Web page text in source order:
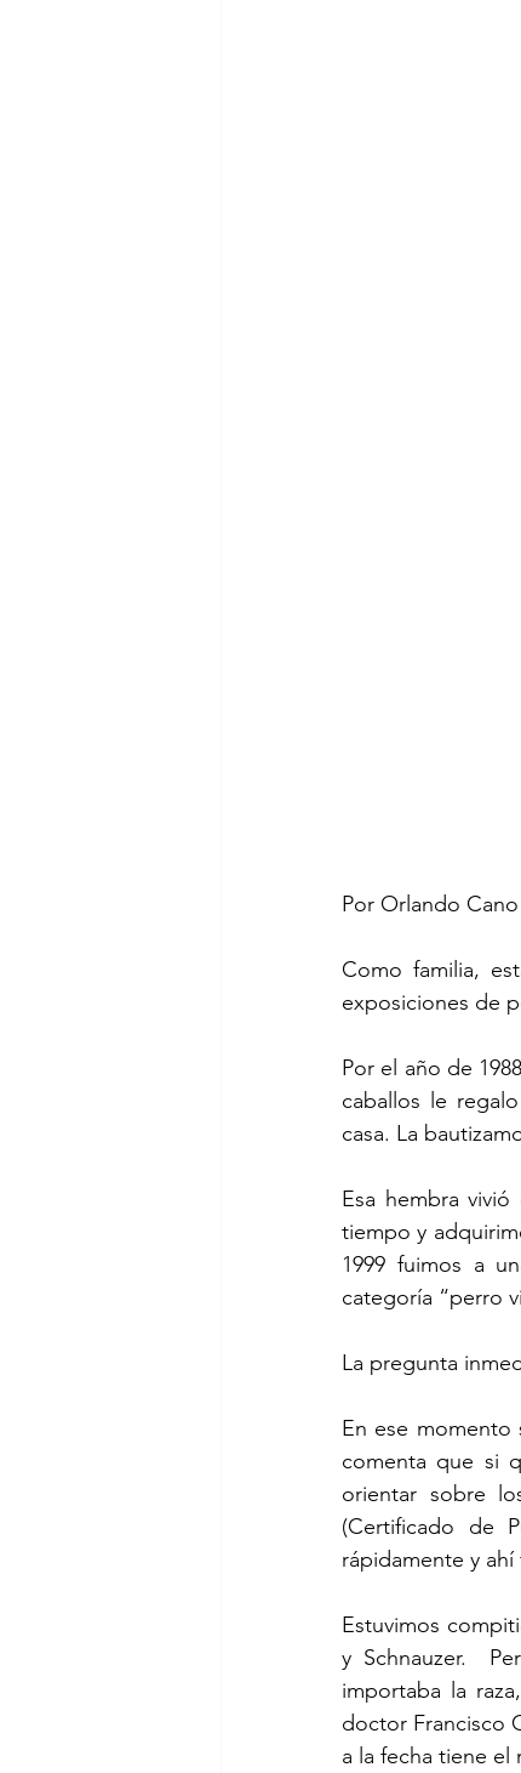
Por Orlando Cano
Como familia,
exposiciones de
Por el año de
caballos le
casa. La
Esa hembra
tiempo y
1999 fuimos a
categoría “perro
La pregunta
En ese momento
comenta que si
orientar sobre
(Certificado de
rápidamente y
Estuvimos
y Schnauzer.
importaba la
doctor Francisco
a la fecha tiene